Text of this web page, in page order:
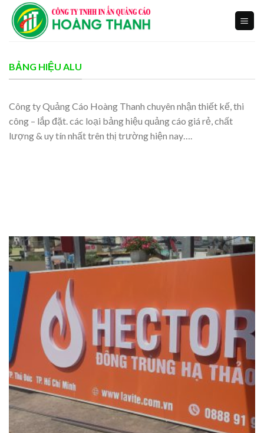
Skip
content
BẢNG HIỆU ALU
Công ty Quảng Cáo Hoàng Thanh chuyên nhận thiết kế, thi
công – lắp đặt. các loại bảng hiệu quảng cáo giá rẻ, chất
lượng & uy tín nhất trên thị trường hiện nay….